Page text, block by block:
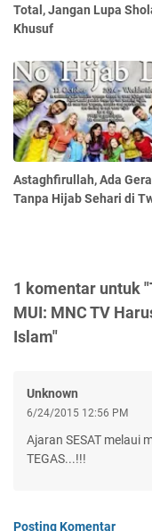
Total, Jangan Lupa
Khusuf
Astaghfirullah, Ada
Tanpa Hijab Sehari di
1 komentar untuk
MUI: MNC TV
Islam"
Unknown
6/24/2015 12:56 PM
Ajaran SESAT melaui
TEGAS...!!!
Posting Komentar